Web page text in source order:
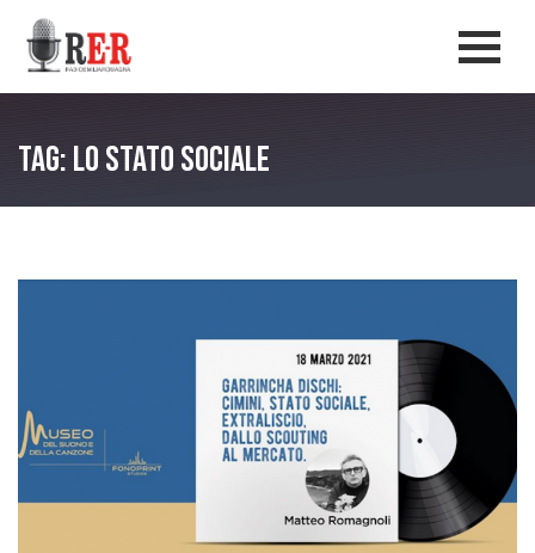
Salta al contenuto principale
Tag: Lo Stato Sociale